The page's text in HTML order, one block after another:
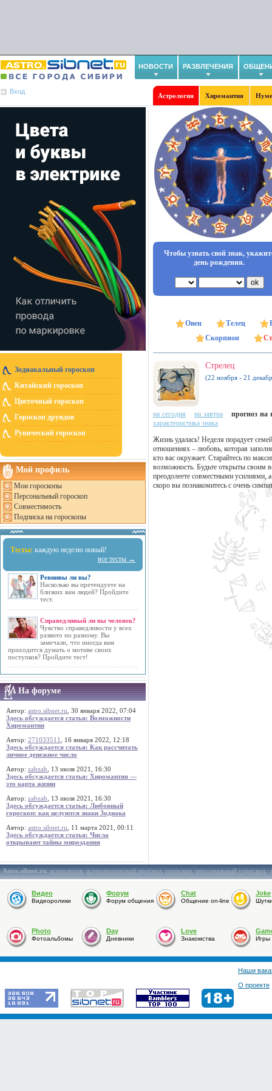
НОВОСТИ РАЗВЛЕЧЕНИЯ
Вход
Астрология Хиромантия
Зодиакальный гороскоп
Китайский гороскоп
Цветочный гороскоп
Гороскоп друидов
Рунический гороскоп
Мой профиль
Мои гороскопы
Персональный гороскоп
Совместимость
Подписка на гороскопы
Тесты: каждую неделю новый!
все тесты →
Ревнивы ли вы?
Насколько вы претендуете на
близких вам людей? Пройдите
тест.
Справедливый ли вы человек?
Чувство справедливости у всех
развито по разному. Вы
замечали, что иногда вам
приходится думать о мотиве своих
поступков? Пройдите тест!
На форуме
Автор: astro.sibnet.ru , 30 января 2022, 07:04
Здесь обсуждается статья: Возможности
Хиромантии
Автор: 271033511
, 16 января 2022, 12:18
Здесь обсуждается статья: Как рассчитать
личное денежное число
Автор: zabzab , 13 июля 2021, 16:30
Здесь обсуждается статья: Хиромантия —
это карта жизни
Автор: zabzab , 13 июля 2021, 16:30
Здесь обсуждается статья: Любовный
гороскоп: как целуются знаки Зодиака
Автор: astro.sibnet.ru , 11 марта 2021, 00:11
Здесь обсуждается статья: Числа
открывают тайны мироздания
Чтобы узнать свой знак,
день рождения.
Овен Телец
Скорпион
Стрелец
(22 ноября - 21
на сегодня на завтра
прогноз на
характеристика знака
Жизнь удалась! Неделя порадует
отношениях – любовь, которая
кто вас окружает. Старайтесь по
возможность. Будьте открыты
преодолеете совместными усилиями,
скоро вы познакомитесь с очень
Astro.sibnet.ru:астрология,астрологический прогноз,гороскоп,персональный гороскоп,
Видео
Видеоролики
Форум
Форум общения
Chat
Общение on-line
Joke
Photo
Фотоальбомы
Day
Дневники
Love
Знакомства Игры
Наши
О проекте